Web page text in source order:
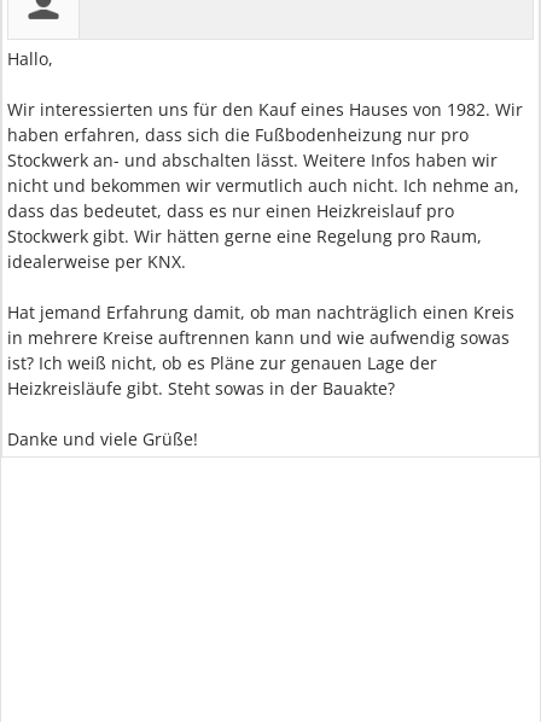
Hallo,
Wir interessierten uns für den Kauf eines Hauses von 1982. Wir
haben erfahren, dass sich die Fußbodenheizung nur pro
Stockwerk an- und abschalten lässt. Weitere Infos haben wir
nicht und bekommen wir vermutlich auch nicht. Ich nehme an,
dass das bedeutet, dass es nur einen Heizkreislauf pro
Stockwerk gibt. Wir hätten gerne eine Regelung pro Raum,
idealerweise per KNX.
Hat jemand Erfahrung damit, ob man nachträglich einen Kreis
in mehrere Kreise auftrennen kann und wie aufwendig sowas
ist? Ich weiß nicht, ob es Pläne zur genauen Lage der
Heizkreisläufe gibt. Steht sowas in der Bauakte?
Danke und viele Grüße!